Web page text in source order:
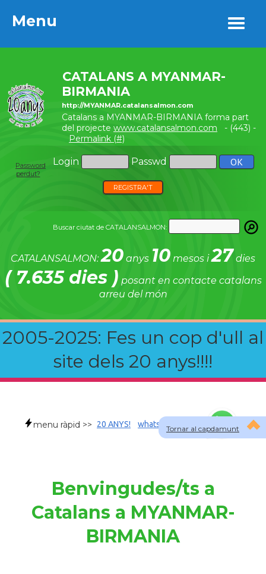
Menu
CATALANS A MYANMAR-
BIRMANIA
http://MYANMAR.catalansalmon.com
Catalans a MYANMAR-BIRMANIA forma part
del projecte www.catalansalmon.com - (443) -
Permalink (#)
Login Passwd
Password
perdut?
REGISTRA'T
Buscar ciutat de CATALANSALMON:
CATALANSALMON:20 anys 10 mesos i27 dies
( 7.635 dies ) posant en contacte catalans
arreu del món
2005-2025: Fes un cop d'ull al
site dels 20 anys!!!!
Menu
Tornar al capdamunt
menu ràpid >> 20 ANYS! whatsapp
Benvingudes/ts a
Catalans a MYANMAR-
BIRMANIA